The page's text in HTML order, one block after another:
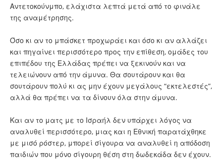
Αντετοκούνμπο, ελάχιστα λεπτά μετά από το φινάλε
της αναμέτρησης.
Όσο κι αν το μπάσκετ προχωράει και όσο κι αν αλλάζει
και πηγαίνει περισσότερο προς την επίθεση, ομάδες του
επιπέδου της Ελλάδας πρέπει να ξεκινούν και να
τελειώνουν από την άμυνα. Θα σουτάρουν και θα
σουτάρουν πολύ κι ας μην έχουν μεγάλους “εκτελεστές”,
αλλά θα πρέπει να τα δίνουν όλα στην άμυνα.
Και αν το ματς με το Ισραήλ δεν υπάρχει λόγος να
αναλυθεί περισσότερο, μιας και η Εθνική παρατάχθηκε
με μισό ρόστερ, μπορεί σίγουρα να αναλυθεί η απόδοση
παιδιών που μόνο σίγουρη θέση στη δωδεκάδα δεν έχουν.